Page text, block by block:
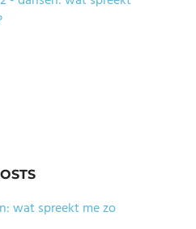
wat spreekt me zo